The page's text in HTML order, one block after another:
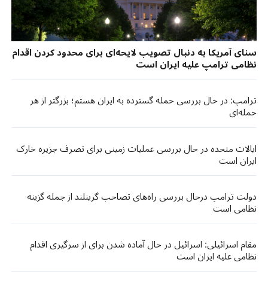
سنای آمریکا به دنبال تصویب لایحه‌ای برای محدود کردن اقدام
نظامی ترامپ علیه ایران است
ترامپ: در حال بررسی حمله گسترده به ایران هستم؛ بزرگتر از هر
حمله‌ای
ایالات متحده در حال بررسی عملیات زمینی برای تصرف جزیره خارک
ایران است
دولت ترامپ درحال بررسی راه‌های تصاحب گرینلند از جمله گزینه
نظامی است
مقام اسرائیلی: اسرائیل در حال آماده شدن برای از سرگیری اقدام
نظامی علیه ایران است